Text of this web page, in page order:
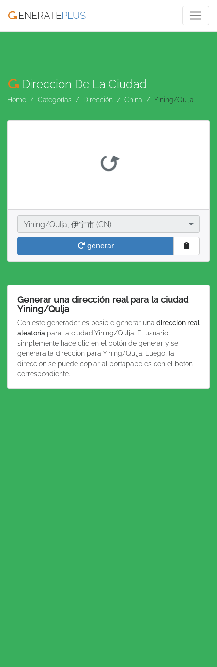
ENERATEPLUS
Dirección De La Ciudad
Home Categorías Dirección China Yining/Qulja
Ciudad
Yining/Qulja, 伊宁市 (CN)
generar
Generar una dirección real para la ciudad
Yining/Qulja
Con este generador es posible generar una dirección real
aleatoria para la ciudad Yining/Qulja. El usuario
simplemente hace clic en el botón de generar y se
generará la dirección para Yining/Qulja. Luego, la
dirección se puede copiar al portapapeles con el botón
correspondiente.